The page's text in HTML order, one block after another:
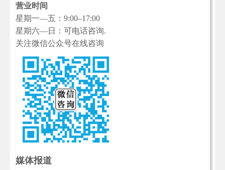
营业时间
星期一—五：9:00–17:00
星期六—日：可电话咨询.
关注微信公众号在线咨询
媒体报道